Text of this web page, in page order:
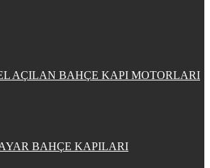
AÇILAN BAHÇE KAPI MOTORLARI
BAHÇE KAPILARI